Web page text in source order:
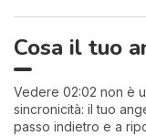
Cosa il tuo
Vedere 02:02 non è
sincronicità: il tuo
passo indietro e a